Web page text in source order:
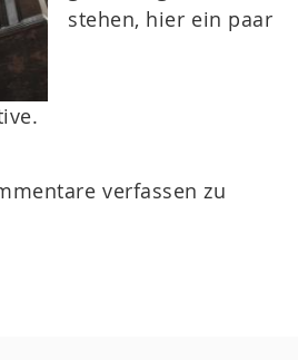
stehen, hier ein paar
verfassen zu